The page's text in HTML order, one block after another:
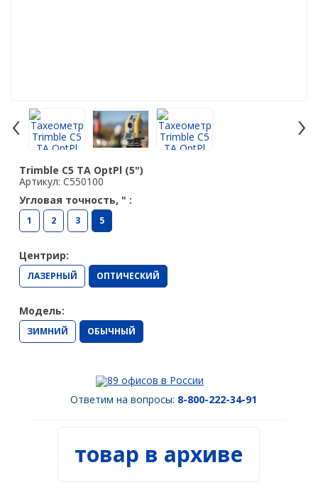
Аксессуары для лазерного сканирования
Контроллеры
EFIX
Trimble
Модемы
PrinCe
Pacific Crest
Trimble
Трассоискатели
‹ ›
Trimble C5 TA OptPl (5")
Артикул: C550100
Угловая точность, " :
1 2 3 5
Центрир:
ЛАЗЕРНЫЙ ОПТИЧЕСКИЙ
Модель:
ЗИМНИЙ ОБЫЧНЫЙ
89 офисов в России
Ответим на вопросы: 8-800-222-34-91
товар в архиве